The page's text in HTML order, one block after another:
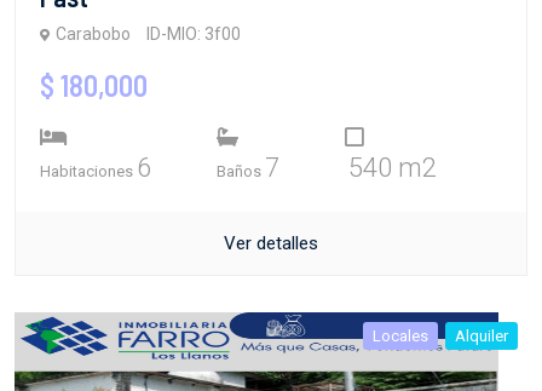
Carabobo ID-MIO: 3f00
$ 180,000
Habitaciones 6 Baños 7 540 m2
Ver detalles
Locales Alquiler